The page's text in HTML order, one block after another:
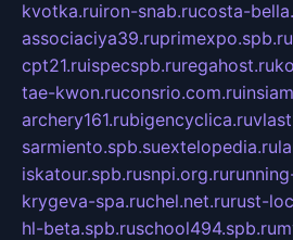
kvotka.ruiron-snab.rucosta-
associaciya39.ruprimexpo.spb.ru
cpt21.ruispecspb.ruregahost.ru
tae-kwon.ruconsrio.com.ru
archery161.rubigencyclica.ru
sarmiento.spb.suextelopedia.ru
iskatour.spb.rusnpi.org.ru
krygeva-spa.ruchel.net.rurust-
hl-beta.spb.ruschool494.spb.ru